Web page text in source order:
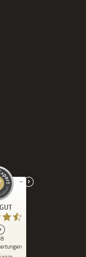
Erfahrungen zu
Sports
%
Empfehlungen auf